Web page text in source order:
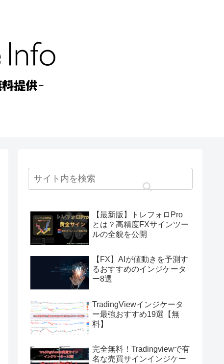
【最新版】トレフォロPro
とは？高精度FXサインツー
ルの全貌を公開
【FX】AIが値動きを予測す
るおすすめのインジケータ
ー8選
TradingViewインジケータ
ー最強おすすめ19選【無
料】
完全無料！Tradingviewで有
名な売買サインインジケー